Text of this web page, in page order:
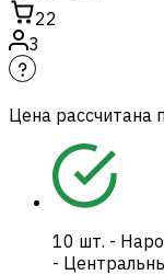
22
3
Цена рассчитана
10 шт. -
-